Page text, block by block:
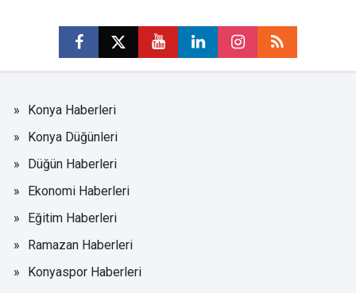
Konya Haberleri
Konya Düğünleri
Düğün Haberleri
Ekonomi Haberleri
Eğitim Haberleri
Ramazan Haberleri
Konyaspor Haberleri